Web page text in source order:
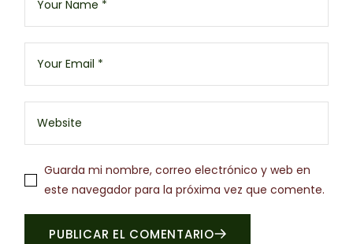
Guarda mi nombre, correo electrónico y web en
este navegador para la próxima vez que comente.
PUBLICAR EL COMENTARIO